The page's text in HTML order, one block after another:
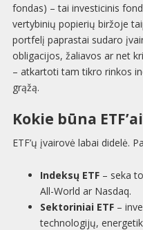
fondas) – tai investicinis
vertybinių popierių biržoje
portfelį paprastai sudaro
obligacijos, žaliavos ar net
– atkartoti tam tikro rinkos
grąžą.
Kokie būna
ETF’ų įvairovė labai didelė.
Indeksų ETF– seka
All-World ar Nasdaq.
Sektoriniai ETF–
technologijų,